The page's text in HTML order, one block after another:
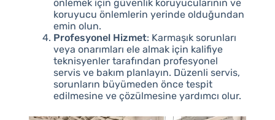
önlemek için güvenlik koruyucularının ve
koruyucu önlemlerin yerinde olduğundan
emin olun.
Profesyonel Hizmet: Karmaşık sorunları
veya onarımları ele almak için kalifiye
teknisyenler tarafından profesyonel
servis ve bakım planlayın. Düzenli servis,
sorunların büyümeden önce tespit
edilmesine ve çözülmesine yardımcı olur.